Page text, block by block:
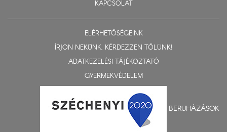
KAPCSOLAT
ELÉRHETŐSÉGEINK
ÍRJON NEKÜNK, KÉRDEZZEN TŐLÜNK!
ADATKEZELÉSI TÁJÉKOZTATÓ
GYERMEKVÉDELEM
BERUHÁZÁSOK